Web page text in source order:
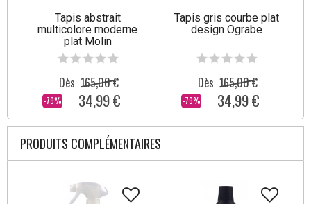
Tapis abstrait
multicolore moderne
plat Molin
-79%
Dès 165,00 €
34,99 €
Tapis gris courbe plat
design Ograbe
-79%
Dès 165,00 €
34,99 €
PRODUITS COMPLÉMENTAIRES